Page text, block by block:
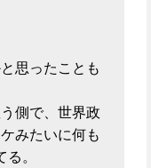
思ったことも
側で、世界政
みたいに何も
。